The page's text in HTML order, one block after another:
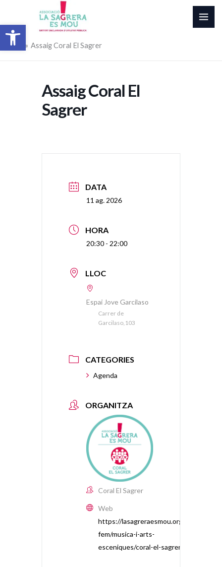
Obre la barra d'eines
contingut
Inici
Assaig Coral El Sagrer
Assaig Coral El
Sagrer
DATA
11 ag. 2026
HORA
20:30 - 22:00
LLOC
Espai Jove Garcilaso
Carrer de
Garcilaso,103
CATEGORIES
Agenda
ORGANITZA
Coral El Sagrer
Web
https://lasagreraesmou.org/que-
fem/musica-i-arts-
esceniques/coral-el-sagrer/